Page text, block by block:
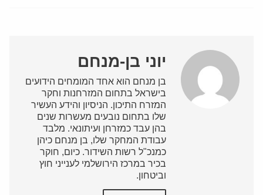
יוני בן-מנחם
בן מנחם הוא אחד המומחים הידועים
בישראל בתחום המזרחנות וחקר
המזרח התיכון. הניסיון והידע העשיר
שלו בתחום נובעים מעשרות שנים
בהן עבד כמזרחן ועיתונאי. מלבד
עבודת המחקר שלו, בן מנחם כיהן
כמנכ"ל רשות השידור. כיום, חוקר
בכיר במרכז הירושלמי לענייני חוץ
וביטחון.